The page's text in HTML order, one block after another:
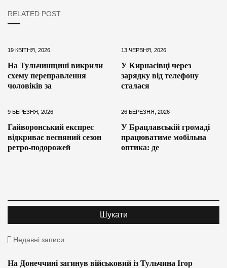
RELATED POST
19 КВІТНЯ, 2026
На Тульчинщині викрили
схему переправлення
чоловіків за
13 ЧЕРВНЯ, 2026
У Кирнасівці через
зарядку від телефону
сталася
9 БЕРЕЗНЯ, 2026
Гайворонський експрес
відкриває весняний сезон
ретро-подорожей
26 БЕРЕЗНЯ, 2026
У Брацлавській громаді
працюватиме мобільна
оптика: де
Недавні записи
На Донеччині загинув військовий із Тульчина Ігор